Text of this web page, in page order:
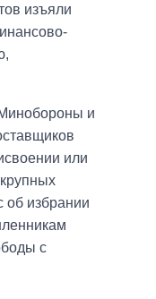
изъяли
и
или
об избрании
с